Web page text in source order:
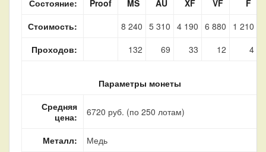
Состояние:
Proof MS AU XF VF
F
Стоимость:
8 240 5 310 4 190 6 880
1 210
Проходов:
132 69 33 12 4
Параметры монеты
Средняя
цена:
6720 руб. (по 250 лотам)
Металл:
Медь